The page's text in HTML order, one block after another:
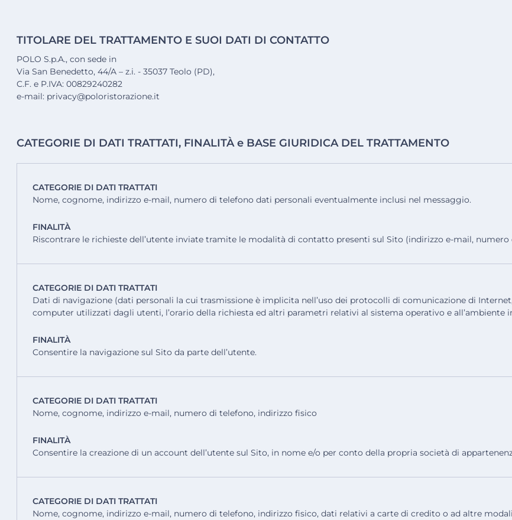
TITOLARE DEL TRATTAMENTO E SUOI DATI DI CONTATTO
POLO S.p.A., con sede in
Via San Benedetto, 44/A – z.i. - 35037 Teolo (PD),
C.F. e P.IVA: 00829240282
e-mail: privacy@poloristorazione.it
CATEGORIE DI DATI TRATTATI, FINALITÀ e BASE GIURIDICA DEL TRATTAMENTO
CATEGORIE DI DATI TRATTATI
Nome, cognome, indirizzo e-mail, numero di telefono dati personali eventualmente inclusi nel messaggio.
FINALITÀ
Riscontrare le richieste dell’utente inviate tramite le modalità di contatto presenti sul Sito (indirizzo e-mail, numero
CATEGORIE DI DATI TRATTATI
Dati di navigazione (dati personali la cui trasmissione è implicita nell’uso dei protocolli di comunicazione di
computer utilizzati dagli utenti, l’orario della richiesta ed altri parametri relativi al sistema operativo e all’ambiente
FINALITÀ
Consentire la navigazione sul Sito da parte dell’utente.
CATEGORIE DI DATI TRATTATI
Nome, cognome, indirizzo e-mail, numero di telefono, indirizzo fisico
FINALITÀ
Consentire la creazione di un account dell’utente sul Sito, in nome e/o per conto della propria società di
CATEGORIE DI DATI TRATTATI
Nome, cognome, indirizzo e-mail, numero di telefono, indirizzo fisico, dati relativi a carte di credito o ad altre